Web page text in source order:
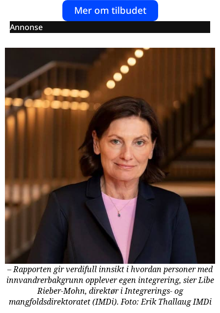
Mer om tilbudet
Annonse
– Rapporten gir verdifull innsikt i hvordan personer med
innvandrerbakgrunn opplever egen integrering, sier Libe
Rieber-Mohn, direktør i Integrerings- og
mangfoldsdirektoratet (IMDi). Foto: Erik Thallaug IMDi